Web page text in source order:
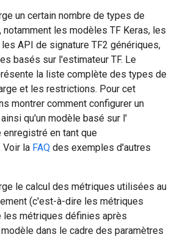
un certain nombre de types de
les modèles TF Keras, les
API de signature TF2 génériques,
basés sur l'estimateur TF. Le
la liste complète des types de
et les restrictions. Pour cet
montrer comment configurer un
qu'un modèle basé sur l'
en tant que
Voir la FAQ des exemples d'autres
le calcul des métriques utilisées au
(c'est-à-dire les métriques
les métriques définies après
dans le cadre des paramètres